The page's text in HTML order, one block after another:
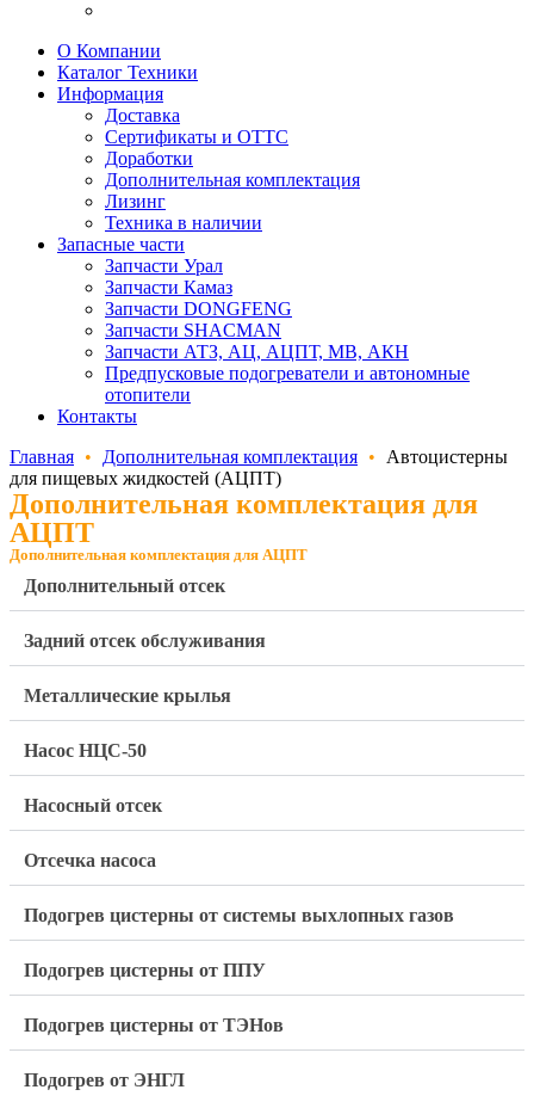
О Компании
Каталог Техники
Информация
Доставка
Сертификаты и ОТТС
Доработки
Дополнительная комплектация
Лизинг
Техника в наличии
Запасные части
Запчасти Урал
Запчасти Камаз
Запчасти DONGFENG
Запчасти SHACMAN
Запчасти АТЗ, АЦ, АЦПТ, МВ, АКН
Предпусковые подогреватели и автономные
отопители
Контакты
Главная • Дополнительная комплектация •
Автоцистерны
для пищевых жидкостей (АЦПТ)
Дополнительная комплектация для
АЦПТ
Дополнительная комплектация для АЦПТ
Дополнительный отсек
Задний отсек обслуживания
Металлические крылья
Насос НЦС-50
Насосный отсек
Отсечка насоса
Подогрев цистерны от системы выхлопных газов
Подогрев цистерны от ППУ
Подогрев цистерны от ТЭНов
Подогрев от ЭНГЛ